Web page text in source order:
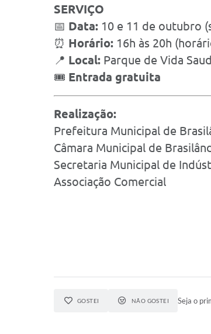
SERVIÇO
📅 Data: 10 e 11 de outubro
⏰ Horário: 16h às 20h
📍 Local: Parque de Vida
🎟️ Entrada gratuita
Realização:
Prefeitura Municipal de
Câmara Municipal de
Secretaria Municipal de
Associação Comercial
GOSTEI NÃO GOSTEI Seja o